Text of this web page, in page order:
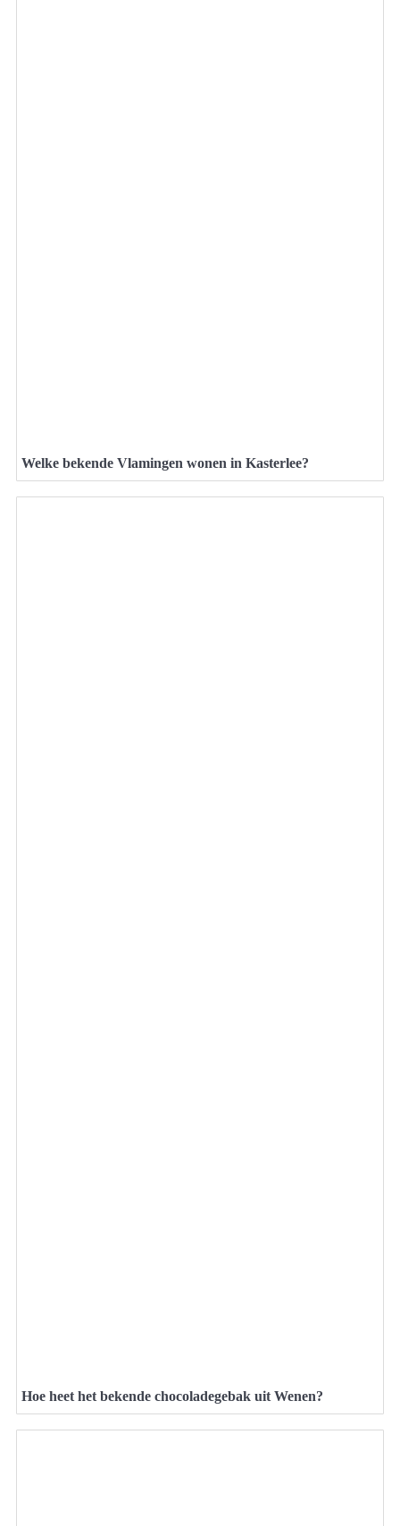
Welke bekende Vlamingen wonen in Kasterlee?
Hoe heet het bekende chocoladegebak uit Wenen?